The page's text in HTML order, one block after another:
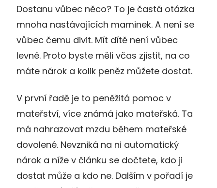
Dostanu vůbec něco? To je častá otázka
mnoha nastávajících maminek. A není se
vůbec čemu divit. Mít dítě není vůbec
levné. Proto byste měli včas zjistit, na co
máte nárok a kolik peněz můžete dostat.
V první řadě je to peněžitá pomoc v
mateřství, více známá jako mateřská. Ta
má nahrazovat mzdu během mateřské
dovolené. Nevzniká na ni automatický
nárok a níže v článku se dočtete, kdo ji
dostat může a kdo ne. Dalším v pořadí je